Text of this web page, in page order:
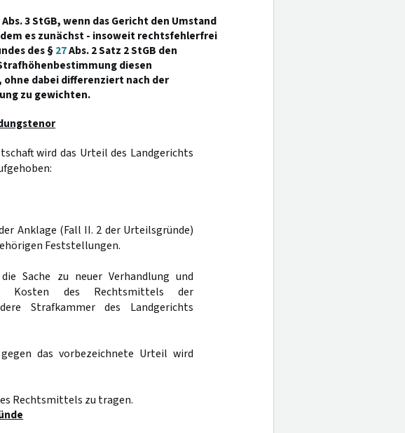
Abs. 3 StGB, wenn das Gericht den Umstand
es zunächst - insoweit rechtsfehlerfrei
des §27Abs. 2 Satz 2 StGB den
diesen
dabei differenziert nach der
zu gewichten.
wird das Urteil des Landgerichts
Anklage (Fall II. 2 der Urteilsgründe)
Feststellungen.
Sache zu neuer Verhandlung und
Kosten des Rechtsmittels der
Strafkammer des Landgerichts
das vorbezeichnete Urteil wird
Rechtsmittels zu tragen.